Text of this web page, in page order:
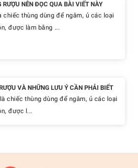
NÊN ĐỌC QUA BÀI VIẾT NÀY
chiếc thùng dùng để ngâm, ủ các loại
được làm bằng ...
VÀ NHỮNG LƯU Ý CẦN PHẢI BIẾT
chiếc thùng dùng để ngâm, ủ các loại
được l...